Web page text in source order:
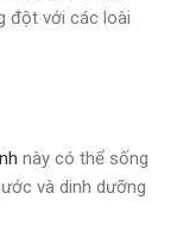
đột với các loài
này có thể sống
và dinh dưỡng